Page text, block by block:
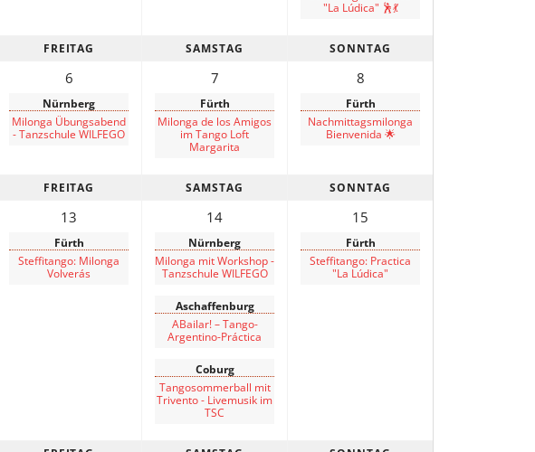
Tanzschule
"La Lúdica" 🕺💃
FREITAG SAMSTAG SONNTAG
6
Nürnberg
Milonga Übungsabend
- Tanzschule WILFEGO
7
Fürth
Milonga de los Amigos
im Tango Loft
Margarita
8
Fürth
Nachmittagsmilonga
Bienvenida 🌟
FREITAG SAMSTAG SONNTAG
13
Fürth
Steffitango: Milonga
Volverás
14
Nürnberg
Milonga mit Workshop -
Tanzschule WILFEGO
Aschaffenburg
ABailar! – Tango-
Argentino-Práctica
Coburg
Tangosommerball mit
Trivento - Livemusik im
TSC
15
Fürth
Steffitango: Practica
"La Lúdica"